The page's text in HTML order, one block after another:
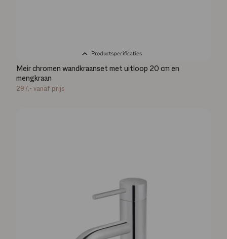
Productspecificaties
Meir chromen wandkraanset met uitloop 20 cm en
mengkraan
297,- vanaf prijs